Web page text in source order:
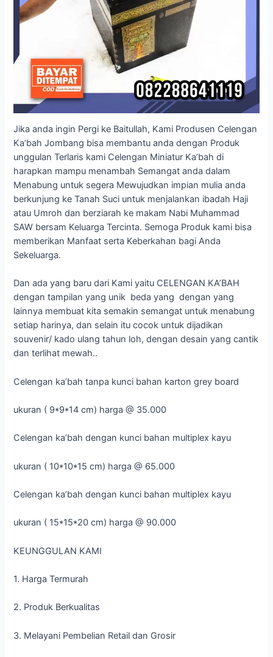
Jika anda ingin Pergi ke Baitullah, Kami Produsen Celengan
Ka’bah Jombang bisa membantu anda dengan Produk
unggulan Terlaris kami Celengan Miniatur Ka’bah di
harapkan mampu menambah Semangat anda dalam
Menabung untuk segera Mewujudkan impian mulia anda
berkunjung ke Tanah Suci untuk menjalankan ibadah Haji
atau Umroh dan berziarah ke makam Nabi Muhammad
SAW bersam Keluarga Tercinta. Semoga Produk kami bisa
memberikan Manfaat serta Keberkahan bagi Anda
Sekeluarga.
Dan ada yang baru dari Kami yaitu CELENGAN KA’BAH
dengan tampilan yang unik beda yang dengan yang
lainnya membuat kita semakin semangat untuk menabung
setiap harinya, dan selain itu cocok untuk dijadikan
souvenir/ kado ulang tahun loh, dengan desain yang cantik
dan terlihat mewah..
Celengan ka’bah tanpa kunci bahan karton grey board
ukuran ( 9*9*14 cm) harga @ 35.000
Celengan ka’bah dengan kunci bahan multiplex kayu
ukuran ( 10*10*15 cm) harga @ 65.000
Celengan ka’bah dengan kunci bahan multiplex kayu
ukuran ( 15*15*20 cm) harga @ 90.000
KEUNGGULAN KAMI
1. Harga Termurah
2. Produk Berkualitas
3. Melayani Pembelian Retail dan Grosir